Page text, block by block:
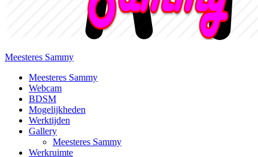
Meesteres Sammy
Primary
Menu
Meesteres Sammy
Webcam
BDSM
Mogelijkheden
Werktijden
Gallery
Meesteres Sammy
Werkruimte